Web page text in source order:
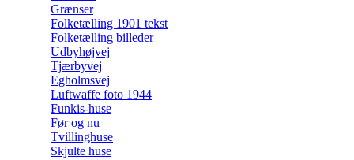
Grænser
Folketælling 1901 tekst
Folketælling billeder
Udbyhøjvej
Tjærbyvej
Egholmsvej
Luftwaffe foto 1944
Funkis-huse
Før og nu
Tvillinghuse
Skjulte huse